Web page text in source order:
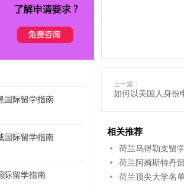
国际留学指南
国际留学指南
际留学指南
上一篇：
如何以美国人身份
相关推荐
荷兰乌得勒支留
荷兰阿姆斯特丹
荷兰顶尖大学名